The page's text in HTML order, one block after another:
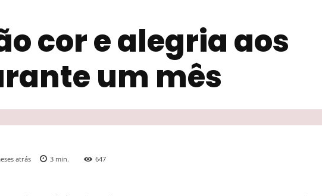
cor e alegria aos
um mês
atrás 3 min. 647